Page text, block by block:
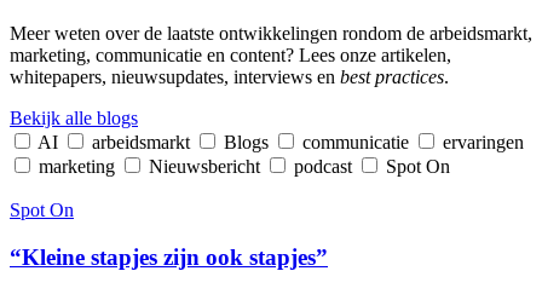
Meer weten over de laatste ontwikkelingen rondom de arbeidsmarkt,
marketing, communicatie en content? Lees onze artikelen,
whitepapers, nieuwsupdates, interviews en best practices.
Bekijk alle blogs
AI
arbeidsmarkt Blogs communicatie
ervaringen
marketing
Nieuwsbericht podcast Spot On
Spot On
“Kleine stapjes zijn ook stapjes”